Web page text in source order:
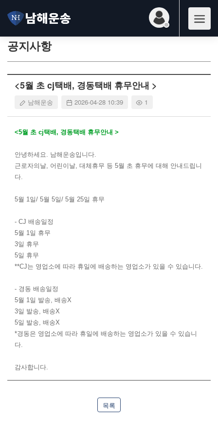
공지사항
<5월 초 cj택배, 경동택배 휴무안내 >
남해운송 2026-04-28 10:39 1
<5월 초 cj택배, 경동택배 휴무안내 >
안녕하세요. 남해운송입니다.
근로자의날, 어린이날, 대체휴무 등 5월 초 휴무에 대해 안내드립니
다.
5월 1일/ 5월 5일/ 5월 25일 휴무
- CJ 배송일정
5월 1일 휴무
3일 휴무
5일 휴무
**CJ는 영업소에 따라 휴일에 배송하는 영업소가 있을 수 있습니다.
- 경동 배송일정
5월 1일 발송, 배송X
3일 발송, 배송X
5일 발송, 배송X
*경동은 영업소에 따라 휴일에 배송하는 영업소가 있을 수 있습니
다.
감사합니다.
목록